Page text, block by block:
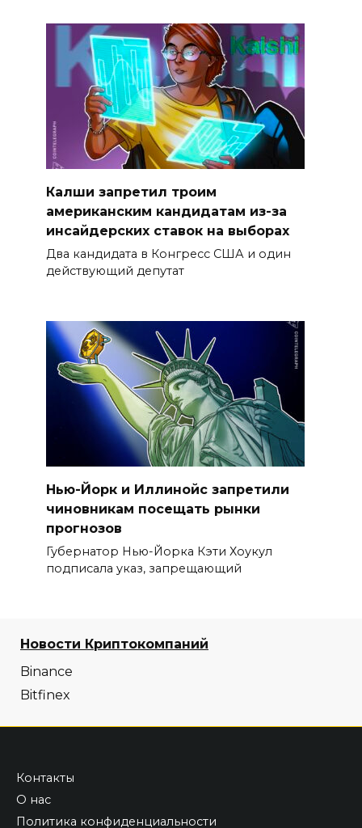
Калши запретил троим
американским кандидатам из-за
инсайдерских ставок на выборах
Два кандидата в Конгресс США и один
действующий депутат
Нью-Йорк и Иллинойс запретили
чиновникам посещать рынки
прогнозов
Губернатор Нью-Йорка Кэти Хоукул
подписала указ, запрещающий
Новости Криптокомпаний
Binance
Bitfinex
Контакты
О нас
Политика конфиденциальности